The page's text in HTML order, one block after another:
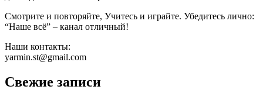
Смотрите и повторяйте, Учитесь и играйте. Убедитесь лично:
“Наше всё” – канал отличный!
Наши контакты:
yarmin.st@gmail.com
Свежие записи